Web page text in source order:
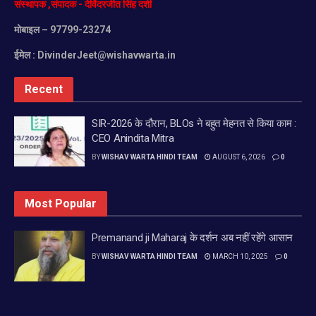
मिलने से मुझे हरी का नाम समझ आया है।16।
Tags:
sahib sri vele www.wishavwarta.in
संस्थापक,संपादक-देविंदरजीतसिंहदर्शी
मोबाइल– 97799-23274
ईमेल : DivinderJeet@wishavwarta.in
Recent
SIR-2026 के दौरान, BLOs ने बहुत मेहनत से किया काम :
CEO Anindita Mitra
BYWISHAV WARTA HINDI TEAM AUGUST 6, 2026 0
Most Popular
Premanand ji Maharaj के दर्शन अब नहीं रहेंगे आसान
BYWISHAV WARTA HINDI TEAM MARCH 10, 2025 0